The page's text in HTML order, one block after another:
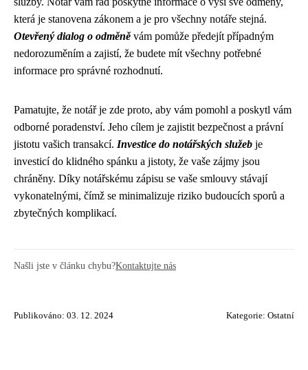
která je stanovena zákonem a je pro všechny notáře stejná.
Otevřený dialog o odměněvám pomůže předejít případným
nedorozuměním a zajistí, že budete mít všechny potřebné
informace pro správné rozhodnutí.
Pamatujte, že notář je zde proto, aby vám pomohl a poskytl vám
odborné poradenství. Jeho cílem je zajistit bezpečnost a právní
jistotu vašich transakcí. Investice do notářských služeb je
investicí do klidného spánku a jistoty, že vaše zájmy jsou
chráněny. Díky notářskému zápisu se vaše smlouvy stávají
vykonatelnými, čímž se minimalizuje riziko budoucích sporů a
zbytečných komplikací.
Našli jste v článku chybu?Kontaktujte nás
Publikováno: 03. 12. 2024 Kategorie: Ostatní